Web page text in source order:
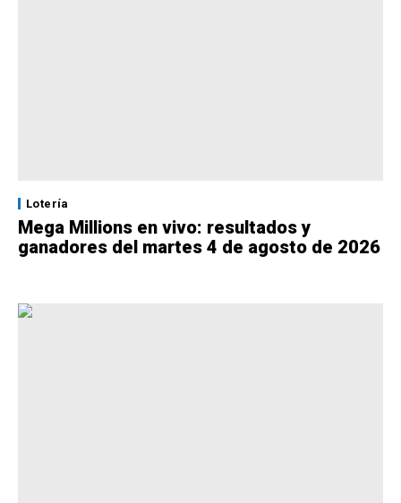
Lotería
Mega Millions en vivo: resultados y
ganadores del martes 4 de agosto de 2026